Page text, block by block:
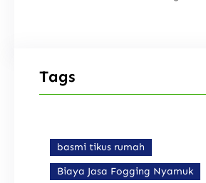
Tags
basmi tikus rumah
Biaya Jasa Fogging Nyamuk